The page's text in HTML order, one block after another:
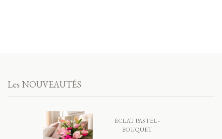
Les NOUVEAUTÉS
ÉCLAT PASTEL -
BOUQUET